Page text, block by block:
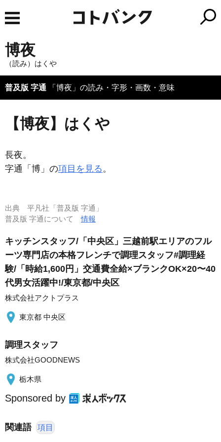
博夜
（読み）はくや
普及版 字通 「博夜」の読み・字形・画数・意味
【博夜】はくや
長夜。
字通「博」の項目を見る。
出典 平凡社「普及版 字通」
普及版 字通について情報
キッチンスタッフ/「中央区」三越前駅エリアのフル
ーツ専門店の本格フレンチで調理スタッフ#調理経
験/「時給1,600円」交通費全給×ブランクOK×20〜40
代男女活躍中!/東京都/中央区
株式会社アクトプラス
東京都 中央区
調理スタッフ
株式会社GOODNEWS
栃木県
Sponsored by
関連語 項目